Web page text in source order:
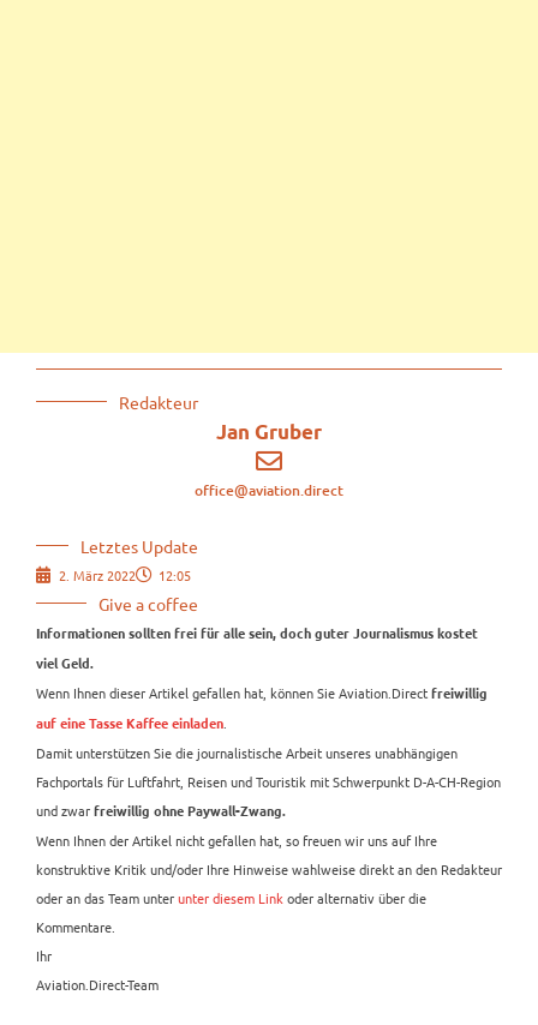
Redakteur
Jan Gruber
office@aviation.direct
Letztes Update
2. März 2022 12:05
Give a coffee
Informationen sollten frei für alle sein, doch guter Journalismus kostet
viel Geld.
Wenn Ihnen dieser Artikel gefallen hat, können Sie Aviation.Direct freiwillig
auf eine Tasse Kaffee einladen
Damit unterstützen Sie die journalistische Arbeit unseres unabhängigen
Fachportals für Luftfahrt, Reisen und Touristik mit Schwerpunkt D-A-CH-Region
und zwar freiwillig ohne Paywall-Zwang.
Wenn Ihnen der Artikel nicht gefallen hat, so freuen wir uns auf Ihre
konstruktive Kritik und/oder Ihre Hinweise wahlweise direkt an den Redakteur
oder an das Team unterunter diesem Link oder alternativ über die
Kommentare.
Ihr
Aviation.Direct-Team